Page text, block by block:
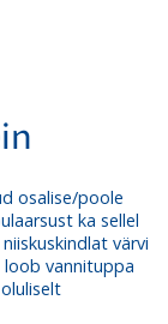
osalise/poole
ka sellel
värvi
loob vannituppa